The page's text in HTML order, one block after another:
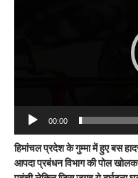
00:00
हिमांचल प्रदेश के गुम्मा में हुए बस
आपदा प्रबंधन विभाग की पोल